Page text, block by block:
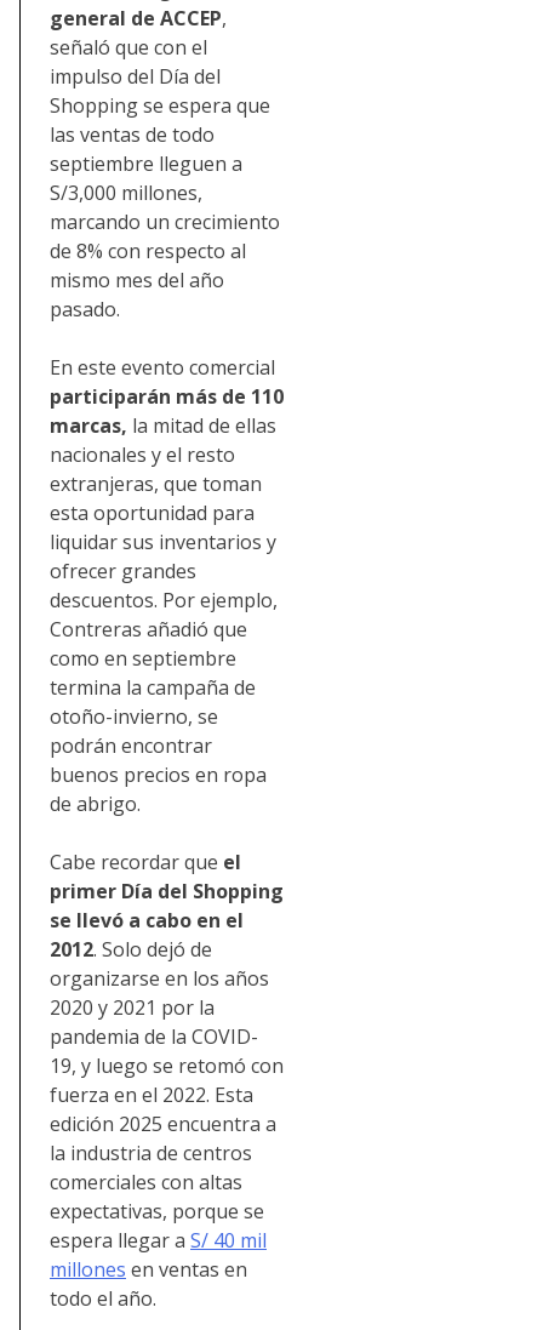
general de ACCEP,
señaló que con el
impulso del Día del
Shopping se espera que
las ventas de todo
septiembre lleguen a
S/3,000 millones,
marcando un crecimiento
de 8% con respecto al
mismo mes del año
pasado.
En este evento comercial
participarán más de 110
marcas, la mitad de ellas
nacionales y el resto
extranjeras, que toman
esta oportunidad para
liquidar sus inventarios y
ofrecer grandes
descuentos. Por ejemplo,
Contreras añadió que
como en septiembre
termina la campaña de
otoño-invierno, se
podrán encontrar
buenos precios en ropa
de abrigo.
Cabe recordar que el
primer Día del Shopping
se llevó a cabo en el
2012. Solo dejó de
organizarse en los años
2020 y 2021 por la
pandemia de la COVID-
19, y luego se retomó con
fuerza en el 2022. Esta
edición 2025 encuentra a
la industria de centros
comerciales con altas
expectativas, porque se
espera llegar a S/ 40 mil
millones en ventas en
todo el año.